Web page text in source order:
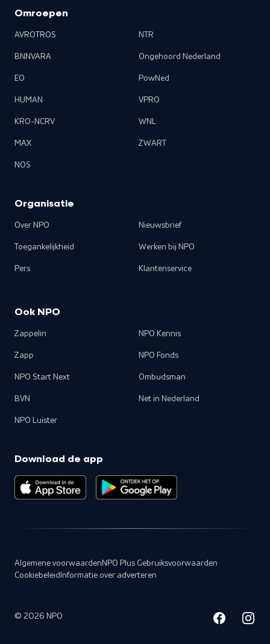
Omroepen
AVROTROS
BNNVARA
EO
HUMAN
KRO-NCRV
MAX
NOS
NTR
Ongehoord Nederland
PowNed
VPRO
WNL
ZWART
Organisatie
Over NPO
Toegankelijkheid
Pers
Nieuwsbrief
Werken bij NPO
Klantenservice
Ook NPO
Zappelin
Zapp
NPO Start Next
BVN
NPO Luister
NPO Kennis
NPO Fonds
Ombudsman
Net in Nederland
Download de app
Algemene voorwaarden NPO Plus Gebruiksvoorwaarden
Cookiebeleid Informatie over adverteren
© 2026 NPO